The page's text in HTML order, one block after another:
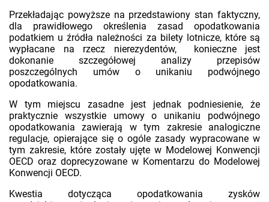
Przekładając powyższe na przedstawiony stan faktyczny,
dla prawidłowego określenia zasad opodatkowania
podatkiem u źródła należności za bilety lotnicze, które są
wypłacane na rzecz nierezydentów, konieczne jest
dokonanie szczegółowej analizy przepisów
poszczególnych umów o unikaniu podwójnego
opodatkowania.
W tym miejscu zasadne jest jednak podniesienie, że
praktycznie wszystkie umowy o unikaniu podwójnego
opodatkowania zawierają w tym zakresie analogiczne
regulacje, opierające się o ogóle zasady wypracowane w
tym zakresie, które zostały ujęte w Modelowej Konwencji
OECD oraz doprecyzowane w Komentarzu do Modelowej
Konwencji OECD.
Kwestia dotycząca opodatkowania zysków